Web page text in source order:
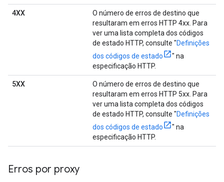
4XX
O número de erros de destino que
resultaram em erros HTTP 4xx. Para
ver uma lista completa dos códigos
de estado HTTP, consulte "Definições
dos códigos de estado
" na
especificação HTTP.
5XX
O número de erros de destino que
resultaram em erros HTTP 5xx. Para
ver uma lista completa dos códigos
de estado HTTP, consulte "Definições
dos códigos de estado
" na
especificação HTTP.
Erros por proxy